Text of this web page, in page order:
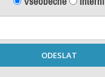
ODESLAT